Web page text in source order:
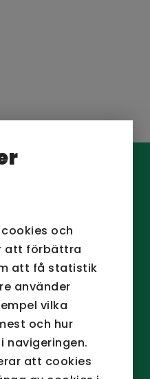
och
att förbättra
att få statistik
använder
vilka
och hur
navigeringen.
att cookies
0469 7512